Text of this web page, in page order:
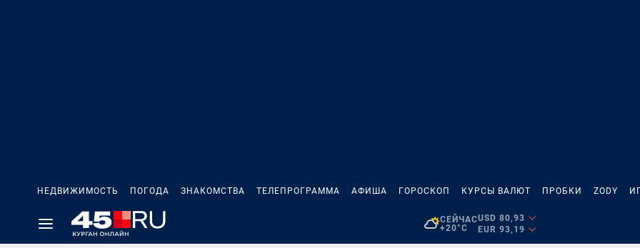
НЕДВИЖИМОСТЬ ПОГОДА ЗНАКОМСТВА ТЕЛЕПРОГРАММА АФИША ГОРОСКОП КУРСЫ ВАЛЮТ ПРОБКИ ZODY
СЕЙЧАС
+20°C
USD 80,93
EUR 93,19